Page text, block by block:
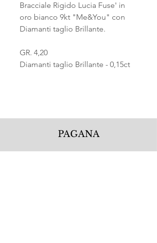
Bracciale Rigido Lucia Fuse' in
oro bianco 9kt "Me&You" con
Diamanti taglio Brillante.
GR. 4,20
Diamanti taglio Brillante - 0,15ct
PAGANA